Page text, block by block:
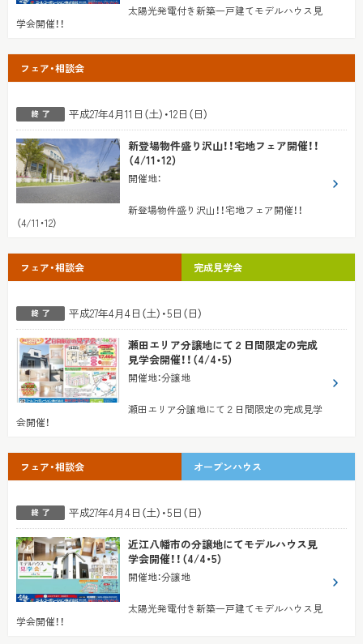
太陽光発電付き新築一戸建てモデルハウス見
学会開催！！
フェア・相談会
平成27年4月11日（土）・12日（日）
新登場物件盛り沢山！！宅地フェア開催！！
（4/11・12）
開催地：
新登場物件盛り沢山！！宅地フェア開催！！
（4/11・12）
フェア・相談会 完成見学会
平成27年4月4日（土）・5日（日）
瀬田エリア分譲地にて２日間限定の完成
見学会開催！！（4/4・5）
開催地：分譲地
瀬田エリア分譲地にて２日間限定の完成見学
会開催！
フェア・相談会 オープンハウス
平成27年4月4日（土）・5日（日）
近江八幡市の分譲地にてモデルハウス見
学会開催！！（4/4・5）
開催地：分譲地
太陽光発電付き新築一戸建てモデルハウス見
学会開催！！